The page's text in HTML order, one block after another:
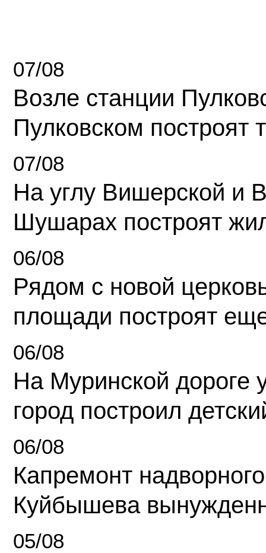
07/08
Возле станции
Пулковском построят
07/08
На углу Вишерской и
Шушарах построят
06/08
Рядом с новой
площади построят
06/08
На Муринской дороге
город построил
06/08
Капремонт
Куйбышева
05/08